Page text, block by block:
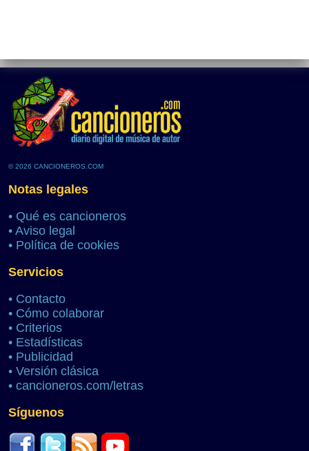
© 2026 CANCIONEROS.COM
Notas legales
• Qué es cancioneros
• Aviso legal
• Política de cookies
Servicios
• Contacto
• Cómo colaborar
• Criterios
• Estadísticas
• Publicidad
• Versión clásica
• cancioneros.com/letras
Síguenos